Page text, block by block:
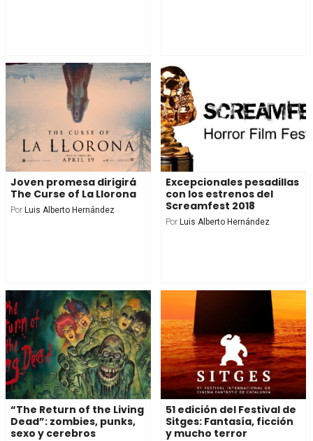
Joven promesa dirigirá
The Curse of La Llorona
Por Luis Alberto Hernández
Excepcionales pesadillas
con los estrenos del
Screamfest 2018
Por Luis Alberto Hernández
“The Return of the Living
Dead”: zombies, punks,
sexo y cerebros
51 edición del Festival de
Sitges: Fantasía, ficción
y mucho terror